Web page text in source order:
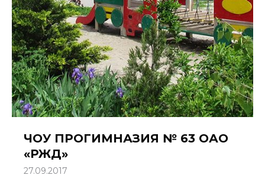
ЧОУ ПРОГИМНАЗИЯ № 63 ОАО
«РЖД»
27.09.2017